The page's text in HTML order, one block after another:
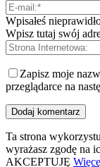
Wpisałeś
Wpisz tutaj swój
Zapisz moje
przeglądarce na
Ta strona
wyrażasz zgodę na
AKCEPTUJĘ